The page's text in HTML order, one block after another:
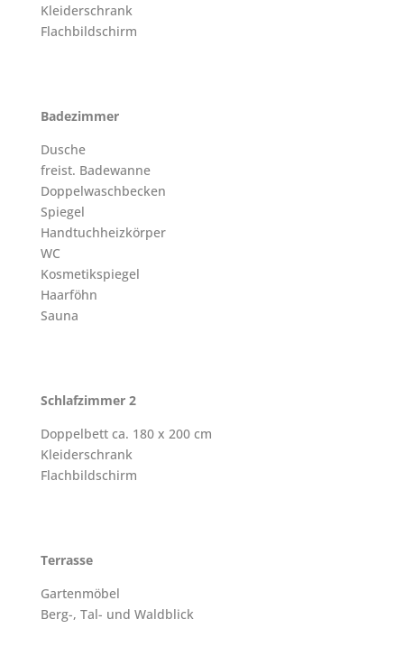
Kleiderschrank
Flachbildschirm
Badezimmer
Dusche
freist. Badewanne
Doppelwaschbecken
Spiegel
Handtuchheizkörper
WC
Kosmetikspiegel
Haarföhn
Sauna
Schlafzimmer 2
Doppelbett ca. 180 x 200 cm
Kleiderschrank
Flachbildschirm
Terrasse
Gartenmöbel
Berg-, Tal- und Waldblick